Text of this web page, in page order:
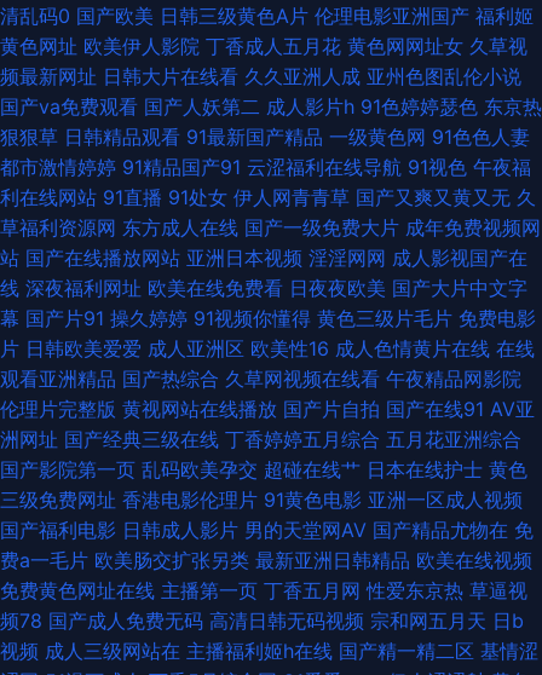
性交 91大神看片 成人操碰视频 九一精品久久 日韩97在线 伊人网97 超碰在
线公开免费 久久老湿 三级三级AV导航 91视频免费看 国产精诚精品 男人女人
成人超碰 无码人妻装修 91碰在线观看 国产精品9 日本阿v视频 91热爆视频
国产乱子伦精品 人妖操女 尤物色情 www国产色片 韩国av电影网站 欧美色
五区 亚洲AV炮图 99热都是精品 五月花A片 亚洲中文字幕aw 岛国大片中文
字幕 男女生互操 午夜久久公司 97视频色色 国产视频第69页 人人艹肏 日韩
五码 欧日精品8区 97资源国产站 精品导航 三级片日韩有码 97色色资源网 国
产色A 人人妻人人插 91福利导航 丁香九月大香蕉 欧美呦呦性爱网 91综合在
线视频 韩国αⅤ 日本三级官方网 宅狼社导航 免费网站高清91 性网站在线观
看视 爱豆AV在线播放 久草男女 婷婷五月天社区 大香蕉伊综 男人天堂TV 香
蕉视频入口 波多野一本不卡 麻豆白丝抠逼 午夜性爱剧场 av天堂色影 精免费
清乱码0 国产欧美 日韩三级黄色A片 伦理电影亚洲国产 福利姬
黄色网址 欧美伊人影院 丁香成人五月花 黄色网网址女 久草视
频最新网址 日韩大片在线看 久久亚洲人成 亚州色图乱伦小说
国产va免费观看 国产人妖第二 成人影片h 91色婷婷瑟色 东京热
狠狠草 日韩精品观看 91最新国产精品 一级黄色网 91色色人妻
都市激情婷婷 91精品国产91 云涩福利在线导航 91视色 午夜福
利在线网站 91直播 91处女 伊人网青青草 国产又爽又黄又无 久
草福利资源网 东方成人在线 国产一级免费大片 成年免费视频网
站 国产在线播放网站 亚洲日本视频 淫淫网网 成人影视国产在
线 深夜福利网址 欧美在线免费看 日夜夜欧美 国产大片中文字
幕 国产片91 操久婷婷 91视频你懂得 黄色三级片毛片 免费电影
片 日韩欧美爱爱 成人亚洲区 欧美性16 成人色情黄片在线 在线
观看亚洲精品 国产热综合 久草网视频在线看 午夜精品网影院
伦理片完整版 黄视网站在线播放 国产片自拍 国产在线91 AV亚
洲网址 国产经典三级在线 丁香婷婷五月综合 五月花亚洲综合
国产影院第一页 乱码欧美孕交 超碰在线艹 日本在线护士 黄色
三级免费网址 香港电影伦理片 91黄色电影 亚洲一区成人视频
国产福利电影 日韩成人影片 男的天堂网AV 国产精品尤物在 免
费a一毛片 欧美肠交扩张另类 最新亚洲日韩精品 欧美在线视频
免费黄色网址在线 主播第一页 丁香五月网 性爱东京热 草逼视
频78 国产成人免费无码 高清日韩无码视频 宗和网五月天 日b
视频 成人三级网站在 主播福利姬h在线 国产精一精二区 基情涩